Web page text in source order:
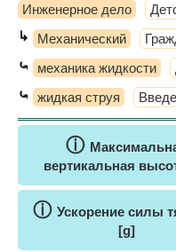
Инженерное дело
↳ Механический
⤿ механика жидкости
⤿ жидкая струя
ⓘ
вертикальная
ⓘ Ускорение силы
[g]